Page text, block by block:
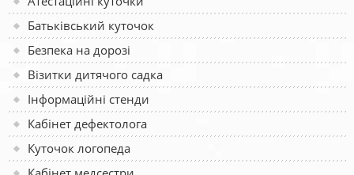
Батьківський куточок
Безпека на дорозі
Візитки дитячого садка
Інформаційні стенди
Кабінет дефектолога
Куточок логопеда